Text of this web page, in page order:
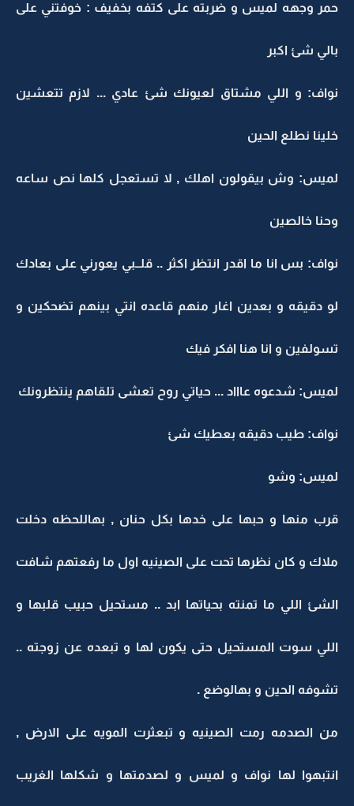
حمر وجهه لميس و ضربته على كتفه بخفيف : خوفتني على
بالي شئ اكبر
نواف: و اللي مشتاق لعيونك شئ عادي ... لازم تتعشين
خلينا نطلع الحين
لميس: وش بيقولون اهلك , لا تستعجل كلها نص ساعه
وحنا خالصين
نواف: بس انا ما اقدر انتظر اكثر .. قلــبي يعورني على بعادك
لو دقيقه و بعدين اغار منهم قاعده انتي بينهم تضحكين و
تسولفين و انا هنا افكر فيك
لميس: شدعوه عاااد ... حياتي روح تعشى تلقاهم ينتظرونك
نواف: طيب دقيقه بعطيك شئ
لميس: وشو
قرب منها و حبها على خدها بكل حنان , بهاللحظه دخلت
ملاك و كان نظرها تحت على الصينيه اول ما رفعتهم شافت
الشئ اللي ما تمنته بحياتها ابد .. مستحيل حبيب قلبها و
اللي سوت المستحيل حتى يكون لها و تبعده عن زوجته ..
تشوفه الحين و بهالوضع .
من الصدمه رمت الصينيه و تبعثرت المويه على الارض ,
انتبهوا لها نواف و لميس و لصدمتها و شكلها الغريب